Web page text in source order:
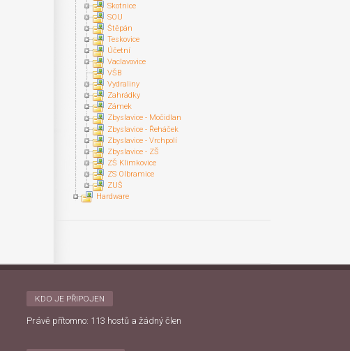
Skotnice
SOU
Štěpán
Teskovice
Účetní
Vaclavovice
VŠB
Vydraliny
Zahrádky
Zámek
Zbyslavice - Močidlan
Zbyslavice - Řeháček
Zbyslavice - Vrchpolí
Zbyslavice - ZŠ
ZŠ Klimkovice
ZS Olbramice
ZUŠ
Hardware
KDO JE PŘIPOJEN
Právě přítomno: 113 hostů a žádný člen